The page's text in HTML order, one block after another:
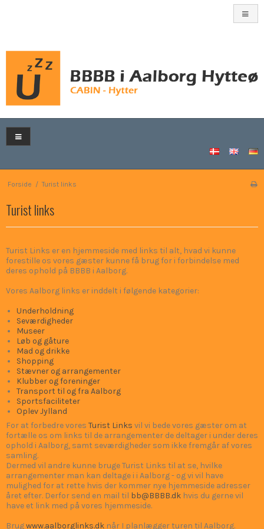
Forside / Turist links
Turist links
Turist Links er en hjemmeside med links til alt, hvad vi kunne
forestille os vores gæster kunne få brug for i forbindelse med
deres ophold på BBBB i Aalborg.
Vores Aalborg links er inddelt i følgende kategorier:
Underholdning
Seværdigheder
Museer
Løb og gåture
Mad og drikke
Shopping
Stævner og arrangementer
Klubber og foreninger
Transport til og fra Aalborg
Sportsfaciliteter
Oplev Jylland
For at forbedre vores Turist Links vil vi bede vores gæster om at
fortælle os om links til de arrangementer de deltager i under deres
ophold i Aalborg, samt seværdigheder som ikke fremgår af vores
samling.
Dermed vil andre kunne bruge Turist Links til at se, hvilke
arrangementer man kan deltage i i Aalborg - og vi vil have
mulighed for at rette hvis der kommer nye hjemmeside adresser
året efter. Derfor send en mail til bb@BBBB.dk hvis du gerne vil
have et link med på vores hjemmeside.
Brugwww.aalborglinks.dk når I planlægger turen til Aalborg.